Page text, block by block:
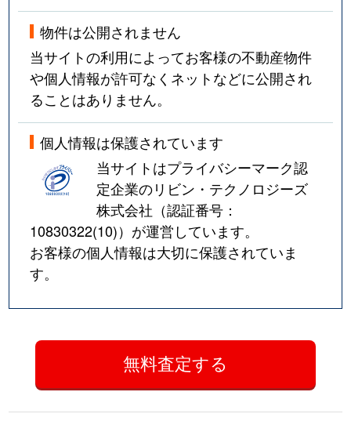
物件は公開されません
当サイトの利用によってお客様の不動産物件
や個人情報が許可なくネットなどに公開され
ることはありません。
個人情報は保護されています
当サイトはプライバシーマーク認
定企業のリビン・テクノロジーズ
株式会社（認証番号：
10830322(10)）が運営しています。
お客様の個人情報は大切に保護されていま
す。